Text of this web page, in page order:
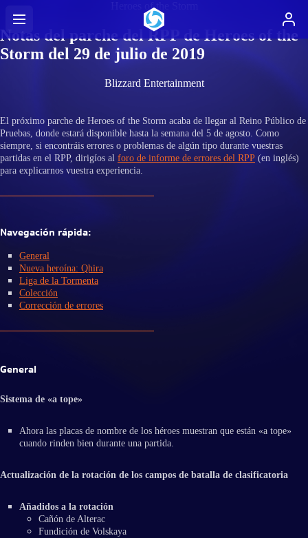
Heroes of the Storm
Notas del parche del RPP de Heroes of the
Storm del 29 de julio de 2019
Blizzard Entertainment
El próximo parche de Heroes of the Storm acaba de llegar al Reino Público de
Pruebas, donde estará disponible hasta la semana del 5 de agosto. Como
siempre, si encontráis errores o problemas de algún tipo durante vuestras
partidas en el RPP, dirigíos al foro de informe de errores del RPP (en inglés)
para explicarnos vuestra experiencia.
Navegación rápida:
General
Nueva heroína: Qhira
Liga de la Tormenta
Colección
Corrección de errores
General
Sistema de «a tope»
Ahora las placas de nombre de los héroes muestran que están «a tope»
cuando rinden bien durante una partida.
Actualización de la rotación de los campos de batalla de clasificatoria
Añadidos a la rotación
Cañón de Alterac
Fundición de Volskaya